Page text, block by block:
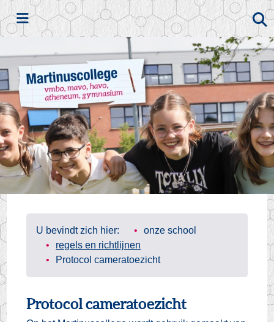
Zoeken
U bevindt zich hier:
onze school
regels en richtlijnen
Protocol cameratoezicht
Protocol cameratoezicht